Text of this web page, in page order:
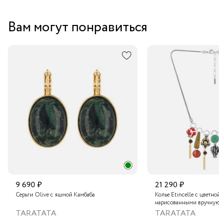
Вам могут понравиться
9 690 ₽
Серьги Olive с яшмой Камбаба
TARATATA
21 290 ₽
Колье Etincelle с
нарисованными
слюдяным порошком,
TARATATA